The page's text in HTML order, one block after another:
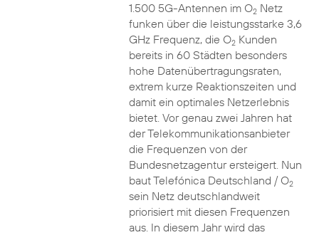
1.500 5G-Antennen im O2Netz
funken über die leistungsstarke 3,6
GHz Frequenz, die O2Kunden
bereits in 60 Städten besonders
hohe Datenübertragungsraten,
extrem kurze Reaktionszeiten und
damit ein optimales Netzerlebnis
bietet. Vor genau zwei Jahren hat
der Telekommunikationsanbieter
die Frequenzen von der
Bundesnetzagentur ersteigert. Nun
baut Telefónica Deutschland / O2
sein Netz deutschlandweit
priorisiert mit diesen Frequenzen
aus. In diesem Jahr wird das